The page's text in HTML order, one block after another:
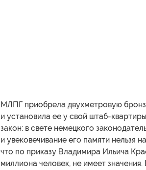
МЛПГ приобрела двухметровую
и установила ее у свой штаб-
закон: в свете немецкого
и увековечивание его памяти нельзя
что по приказу Владимира Ильича
миллиона человек, не имеет